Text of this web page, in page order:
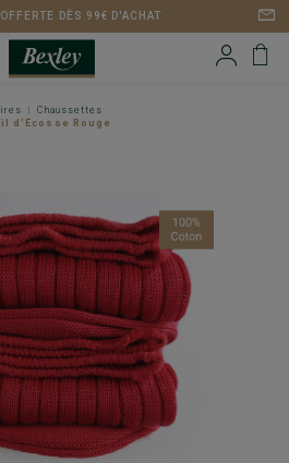
OFFERTE DÈS 99€ D'ACHAT
Chaussettes
d’Écosse Rouge